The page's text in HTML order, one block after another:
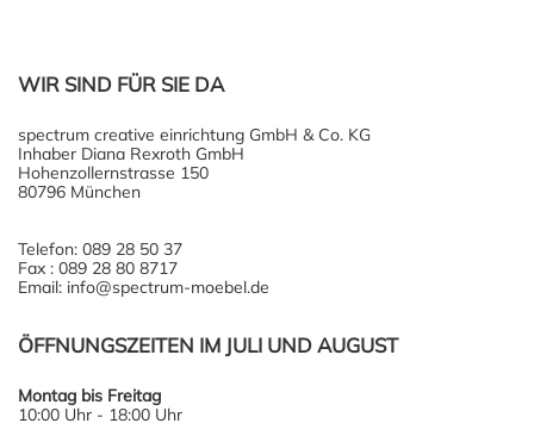
WIR SIND FÜR SIE DA
spectrum creative einrichtung GmbH & Co. KG
Inhaber Diana Rexroth GmbH
Hohenzollernstrasse 150
80796 München
Telefon: 089 28 50 37
Fax : 089 28 80 8717
Email: info@spectrum-moebel.de
ÖFFNUNGSZEITEN IM JULI UND AUGUST
Montag bis Freitag
10:00 Uhr - 18:00 Uhr